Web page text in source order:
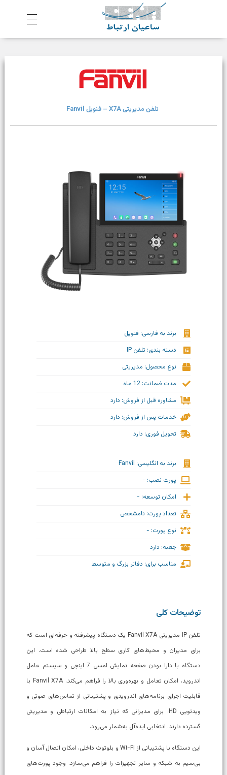
ش
رکت ساعیان ارتباط آینده پیشرو یکپارچگی و امنیت در ارتباط
تلفن مدیریتی X7A – فنویل Fanvil
برند به فارسی: فنویل
دسته بندی: تلفن IP
نوع محصول: مدیریتی
مدت ضمانت: 12 ماه
مشاوره قبل از فروش: دارد
خدمات پس از فروش: دارد
تحویل فوری: دارد
برند به انگلیسی: Fanvil
پورت نصب: -
امکان توسعه: -
تعداد پورت: نامشخص
نوع پورت: -
جعبه: دارد
مناسب برای: دفاتر بزرگ و متوسط
توضیحات کلی
تلفن IP مدیریتی Fanvil X7A یک دستگاه پیشرفته و حرفه‌ای است که
برای مدیران و محیط‌های کاری سطح بالا طراحی شده است. این
دستگاه با دارا بودن صفحه نمایش لمسی 7 اینچی و سیستم عامل
اندروید، امکان تعامل و بهره‌وری بالا را فراهم می‌کند. Fanvil X7A با
قابلیت اجرای برنامه‌های اندرویدی و پشتیبانی از تماس‌های صوتی و
ویدئویی HD، برای مدیرانی که نیاز به امکانات ارتباطی و مدیریتی
گسترده دارند، انتخابی ایده‌آل به‌شمار می‌رود.
این دستگاه با پشتیبانی از Wi-Fi و بلوتوث داخلی، امکان اتصال آسان و
بی‌سیم به شبکه و سایر تجهیزات را فراهم می‌سازد. وجود پورت‌های